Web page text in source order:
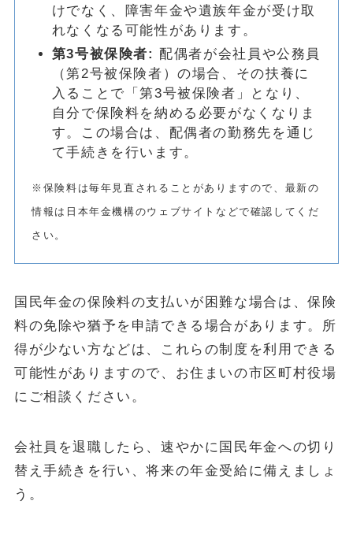
けでなく、障害年金や遺族年金が受け取
れなくなる可能性があります。
第3号被保険者: 配偶者が会社員や公務員
（第2号被保険者）の場合、その扶養に
入ることで「第3号被保険者」となり、
自分で保険料を納める必要がなくなりま
す。この場合は、配偶者の勤務先を通じ
て手続きを行います。
※保険料は毎年見直されることがありますので、最新の
情報は日本年金機構のウェブサイトなどで確認してくだ
さい。
国民年金の保険料の支払いが困難な場合は、保険
料の免除や猶予を申請できる場合があります。所
得が少ない方などは、これらの制度を利用できる
可能性がありますので、お住まいの市区町村役場
にご相談ください。
会社員を退職したら、速やかに国民年金への切り
替え手続きを行い、将来の年金受給に備えましょ
う。